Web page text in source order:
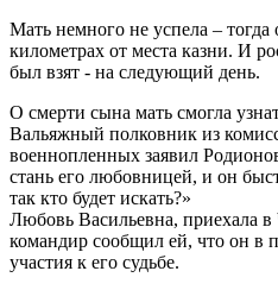
Мать немного не успела –
километрах от места казни. И
был взят - на следующий день.
О смерти сына мать смогла
Вальяжный полковник из
военнопленных заявил
стань его любовницей, и он
так кто будет искать?»
Любовь Васильевна, приехала
командир сообщил ей, что он в
участия к его судьбе.